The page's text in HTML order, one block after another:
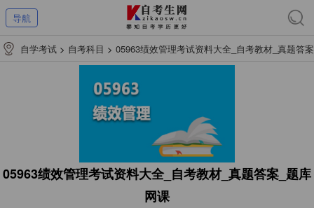
导航
自学考试 > 自考科目 > 05963绩效管理考试资料大全_自考教材_真题答案
05963绩效管理考试资料大全_自考教材_真题答案_题库
网课